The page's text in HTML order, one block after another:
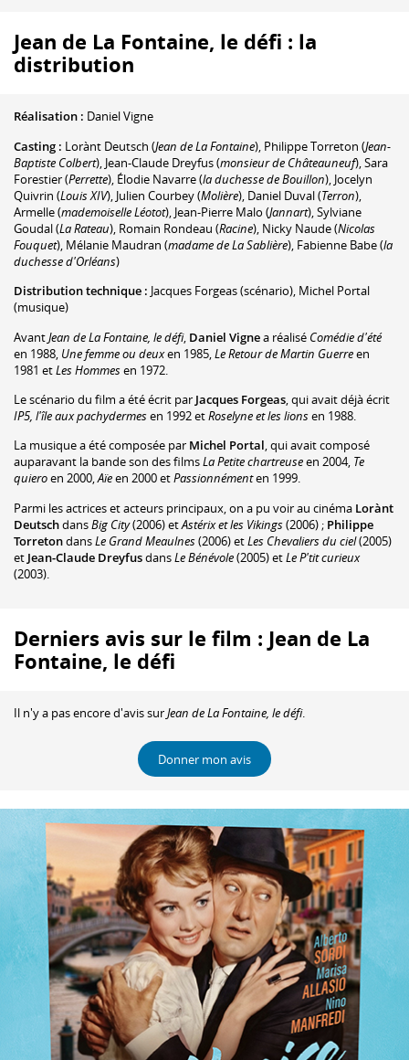
Jean de La Fontaine, le défi : la
distribution
Réalisation : Daniel Vigne
Casting : Lorànt Deutsch (Jean de La Fontaine), Philippe Torreton (Jean-
Baptiste Colbert), Jean-Claude Dreyfus(monsieur de Châteauneuf),Sara
Forestier(Perrette), Élodie Navarre(la duchesse de Bouillon), Jocelyn
Quivrin (Louis XIV), Julien Courbey(Molière), Daniel Duval(Terron),
Armelle(mademoiselle Léotot), Jean-Pierre Malo (Jannart),Sylviane
Goudal(La Rateau), Romain Rondeau (Racine), Nicky Naude(Nicolas
Fouquet), Mélanie Maudran (madame de La Sablière), Fabienne Babe(la
duchesse d'Orléans)
Distribution technique : Jacques Forgeas(scénario), Michel Portal
(musique)
AvantJean de La Fontaine, le défi, Daniel Vignea réalisé Comédie d'été
en 1988, Une femme ou deuxen 1985,Le Retour de Martin Guerreen
1981 etLes Hommesen 1972.
Le scénario du film a été écrit par Jacques Forgeas, qui avait déjà écrit
IP5, l'île aux pachydermesen 1992 etRoselyne et les lionsen 1988.
La musique a été composée par Michel Portal, qui avait composé
auparavant la bande son des filmsLa Petite chartreuseen 2004, Te
quieroen 2000,Aïeen 2000 etPassionnémenten 1999.
Parmi les actrices et acteurs principaux, on a pu voir au cinéma Lorànt
DeutschdansBig City(2006) etAstérix et les Vikings(2006) ; Philippe
TorretondansLe Grand Meaulnes(2006) etLes Chevaliers du ciel(2005)
et Jean-Claude DreyfusdansLe Bénévole(2005) etLe P'tit curieux
(2003).
Derniers avis sur le film : Jean de La
Fontaine, le défi
Il n'y a pas encore d'avis surJean de La Fontaine, le défi.
Donner mon avis